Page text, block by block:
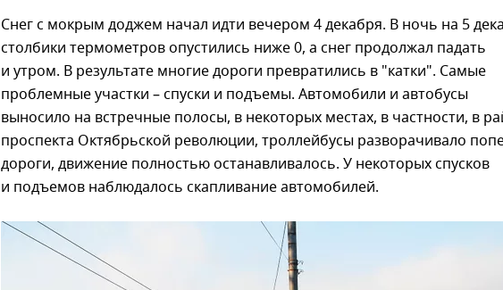
Снег с мокрым доджем начал идти вечером 4 декабря. В ночь на 5
столбики термометров опустились ниже 0, а снег продолжал падать
и утром. В результате многие дороги превратились в "катки". Самые
проблемные участки – спуски и подъемы. Автомобили и автобусы
выносило на встречные полосы, в некоторых местах, в частности, в
проспекта Октябрьской революции, троллейбусы разворачивало
дороги, движение полностью останавливалось. У некоторых спусков
и подъемов наблюдалось скапливание автомобилей.